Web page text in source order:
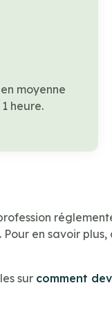
moyenne
heure.
en savoir
sur comment